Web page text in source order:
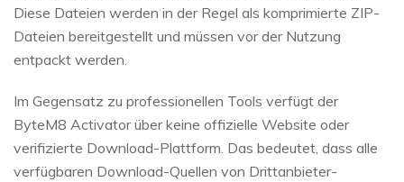
Diese Dateien werden in der Regel als komprimierte ZIP-
Dateien bereitgestellt und müssen vor der Nutzung
entpackt werden.
Im Gegensatz zu professionellen Tools verfügt der
ByteM8 Activator über keine offizielle Website oder
verifizierte Download-Plattform. Das bedeutet, dass alle
verfügbaren Download-Quellen von Drittanbieter-